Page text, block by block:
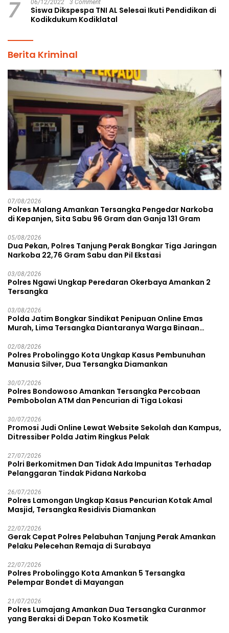
7 06/12/2022 3 Comment
Siswa Dikspespa TNI AL Selesai Ikuti Pendidikan di
Kodikdukum Kodiklatal
Berita Kriminal
07/08/2026
Polres Malang Amankan Tersangka Pengedar Narkoba
di Kepanjen, Sita Sabu 96 Gram dan Ganja 131 Gram
05/08/2026
Dua Pekan, Polres Tanjung Perak Bongkar Tiga Jaringan
Narkoba 22,76 Gram Sabu dan Pil Ekstasi
03/08/2026
Polres Ngawi Ungkap Peredaran Okerbaya Amankan 2
Tersangka
03/08/2026
Polda Jatim Bongkar Sindikat Penipuan Online Emas
Murah, Lima Tersangka Diantaranya Warga Binaan
02/08/2026
Polres Probolinggo Kota Ungkap Kasus Pembunuhan
Manusia Silver, Dua Tersangka Diamankan
30/07/2026
Polres Bondowoso Amankan Tersangka Percobaan
Pembobolan ATM dan Pencurian di Tiga Lokasi
30/07/2026
Promosi Judi Online Lewat Website Sekolah dan Kampus,
Ditressiber Polda Jatim Ringkus Pelak
27/07/2026
Polri Berkomitmen Dan Tidak Ada Impunitas Terhadap
Pelanggaran Tindak Pidana Narkoba
26/07/2026
Polres Lamongan Ungkap Kasus Pencurian Kotak Amal
Masjid, Tersangka Residivis Diamankan
22/07/2026
Gerak Cepat Polres Pelabuhan Tanjung Perak Amankan
Pelaku Pelecehan Remaja di Surabaya
22/07/2026
Polres Probolinggo Kota Amankan 5 Tersangka
Pelempar Bondet di Mayangan
21/07/2026
Polres Lumajang Amankan Dua Tersangka Curanmor
yang Beraksi di Depan Toko Kosmetik